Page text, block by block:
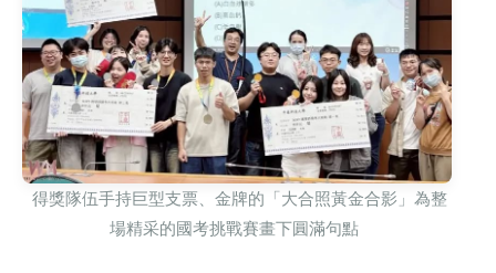
得獎隊伍手持巨型支票、金牌的「大合照黃金合影」為整
場精采的國考挑戰賽畫下圓滿句點